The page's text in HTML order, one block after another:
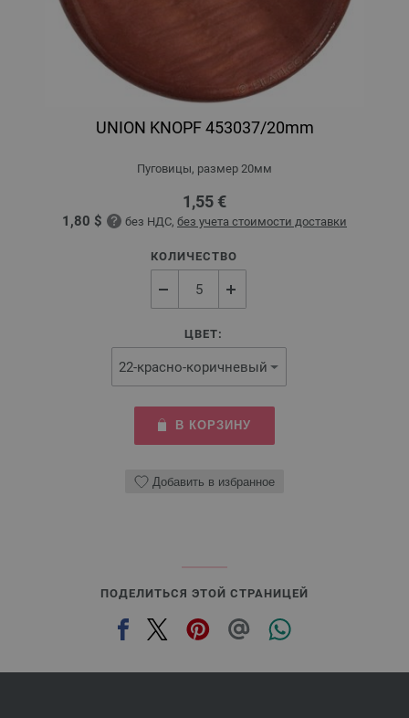
UNION KNOPF 453037/20mm
Пуговицы, размер 20мм
1,55 €
1,80 $ без НДС, без учета стоимости доставки
КОЛИЧЕСТВО
ЦВЕТ:
В КОРЗИНУ
Добавить в избранное
ПОДЕЛИТЬСЯ ЭТОЙ СТРАНИЦЕЙ